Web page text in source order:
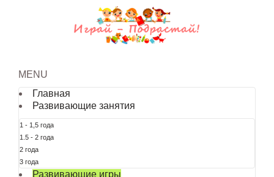
MENU
Главная
Развивающие занятия
1 - 1,5 года
1.5 - 2 года
2 года
3 года
Развивающие игры